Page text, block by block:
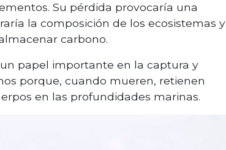
Su pérdida provocaría una
la composición de los ecosistemas y
carbono.
papel importante en la captura y
porque, cuando mueren, retienen
en las profundidades marinas.